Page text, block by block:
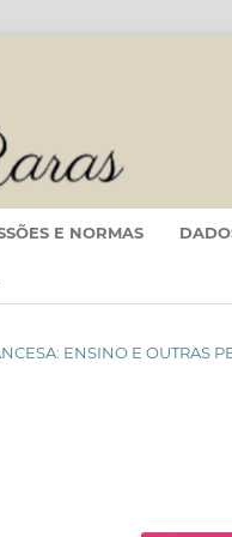
E NORMAS
ENSINO E OUTRAS